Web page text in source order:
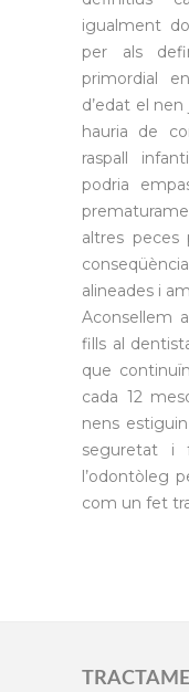
igualment
per als
primordial
d’edat el
hauria de
raspall
podria
altres peces
alineades i
Aconsellem
fills al
que
cada 12
nens
seguretat i
l’odontòleg
com un fet